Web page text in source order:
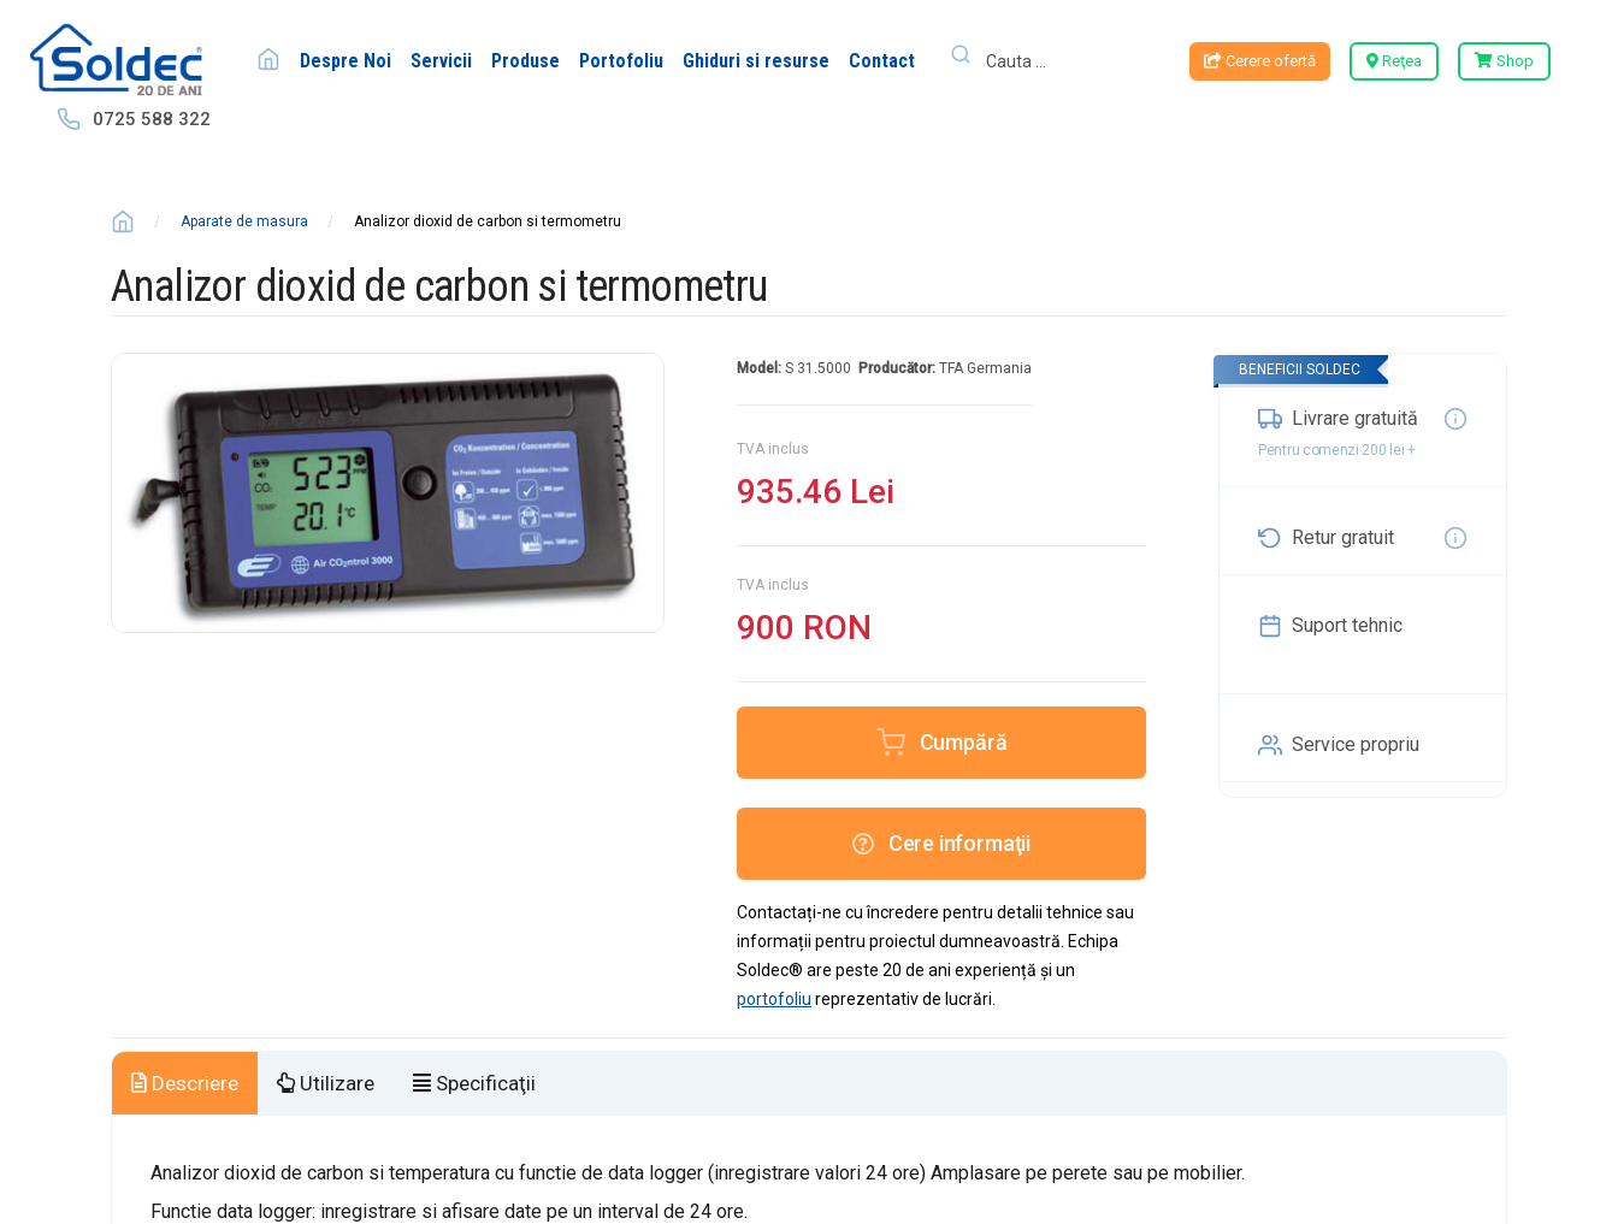
Despre Noi Servicii Produse Portofoliu Ghiduri si resurse Contact Cerere ofertă Reţea Shop
0725 588 322
Aparate de masura Analizor dioxid de carbon si termometru
Analizor dioxid de carbon si termometru
Model: S 31.5000 Producător: TFA Germania
TVA inclus
935.46 Lei
TVA inclus
900 RON
Cumpără
Cere informaţii
Contactați-ne cu încredere pentru detalii tehnice sau
informații pentru proiectul dumneavoastră. Echipa
Soldec® are peste 20 de ani experiență și un
portofoliu reprezentativ de lucrări.
BENEFICII SOLDEC
Livrare gratuită
Pentru comenzi 200 lei +
Retur gratuit
Suport tehnic
Service propriu
Descriere Utilizare Specificaţii
Analizor dioxid de carbon si temperatura cu functie de data logger (inregistrare valori 24 ore) Amplasare pe perete sau pe mobilier.
Functie data logger: inregistrare si afisare date pe un interval de 24 ore.